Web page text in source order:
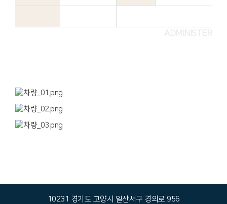
10231 경기도 고양시 일산서구 경의로 956